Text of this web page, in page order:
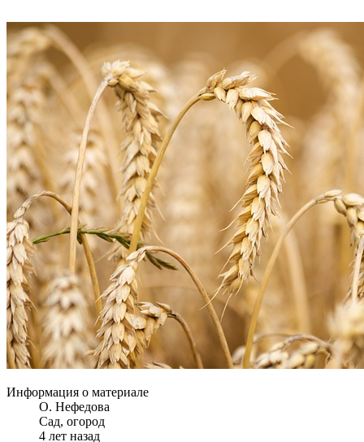
Информация о материале
О. Нефедова
Сад, огород
4 лет назад